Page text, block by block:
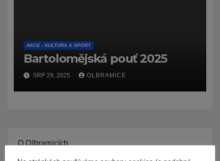
AKCE - KULTURA A SPORT
Bartolomějská pouť 2025
SRP 29, 2025 OLBRAMICE
O Olbramicích
Základní údaje